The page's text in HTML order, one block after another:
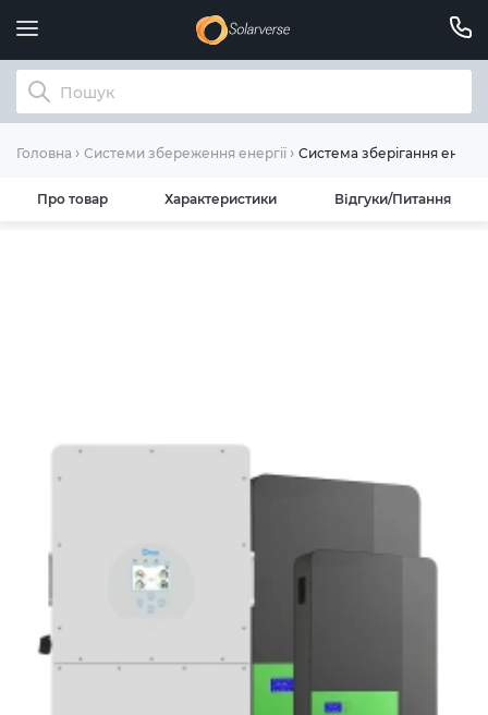
Головна Системи збереження енергії Система зберігання
Про товар Характеристики Відгуки/Питання